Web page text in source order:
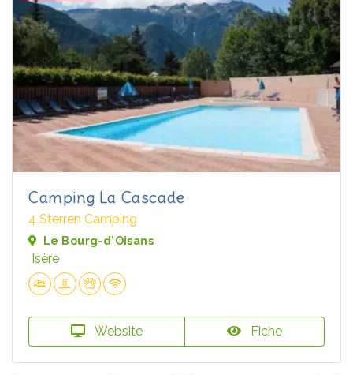
Camping La Cascade
4 Sterren Camping
Le Bourg-d'Oisans
Isère
Website Fiche